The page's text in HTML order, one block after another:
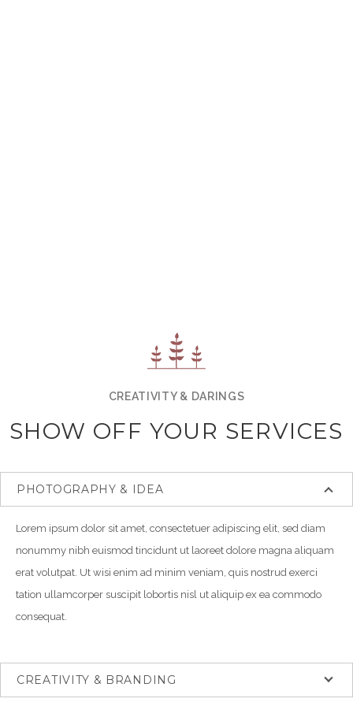
CREATIVITY & DARINGS
SHOW OFF YOUR SERVICES
PHOTOGRAPHY & IDEA
Lorem ipsum dolor sit amet, consectetuer adipiscing elit, sed diam
nonummy nibh euismod tincidunt ut laoreet dolore magna aliquam
erat volutpat. Ut wisi enim ad minim veniam, quis nostrud exerci
tation ullamcorper suscipit lobortis nisl ut aliquip ex ea commodo
consequat.
CREATIVITY & BRANDING